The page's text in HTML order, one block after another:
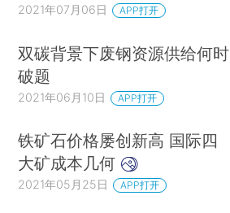
2021年07月06日 APP打开
双碳背景下废钢资源供给何时
破题
2021年06月10日 APP打开
铁矿石价格屡创新高 国际四
大矿成本几何
2021年05月25日 APP打开